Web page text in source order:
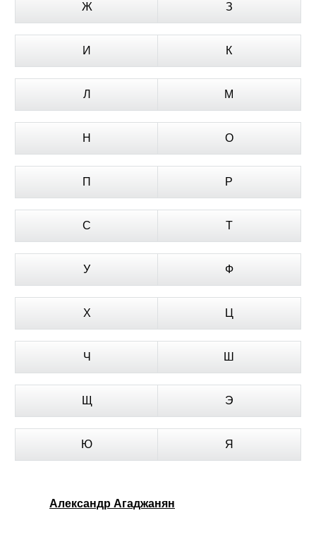
Ж З
И К
Л М
Н О
П Р
С Т
У Ф
Х Ц
Ч Ш
Щ Э
Ю Я
Александр Агаджанян